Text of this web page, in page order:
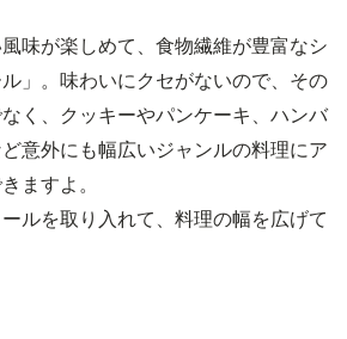
味が楽しめて、食物繊維が豊富なシ
」。味わいにクセがないので、その
く、クッキーやパンケーキ、ハンバ
意外にも幅広いジャンルの料理にア
ますよ。
ルを取り入れて、料理の幅を広げて